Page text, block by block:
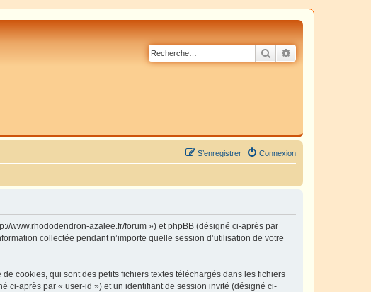
Rechercher
Connexion
S’enregistrer
www.rhododendron-azalee.fr/forum ») et phpBB (désigné ci-après par
collectée pendant n’importe quelle session d’utilisation de votre
cookies, qui sont des petits fichiers textes téléchargés dans les fichiers
ci-après par « user-id ») et un identifiant de session invité (désigné ci-